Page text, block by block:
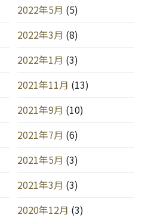
2022年5月 (5)
2022年3月 (8)
2022年1月 (3)
2021年11月 (13)
2021年9月 (10)
2021年7月 (6)
2021年5月 (3)
2021年3月 (3)
2020年12月 (3)